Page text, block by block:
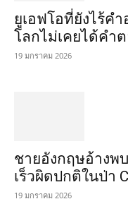
ยูเอฟโอที่ยังไร้ค
โลกไม่เคยได้คำ
19 มกราคม 2026
ชายอังกฤษอ้างพ
เร็วผิดปกติในป่า
19 มกราคม 2026